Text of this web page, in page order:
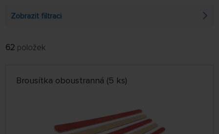
Zobrazit filtraci
FILTROVAT:
64 NA STRÁNCE
62 položek
Brousítka oboustranná (5 ks)